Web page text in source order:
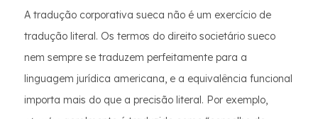
A tradução corporativa sueca não é um exercício de
tradução literal. Os termos do direito societário sueco
nem sempre se traduzem perfeitamente para a
linguagem jurídica americana, e a equivalência funcional
importa mais do que a precisão literal. Por exemplo,